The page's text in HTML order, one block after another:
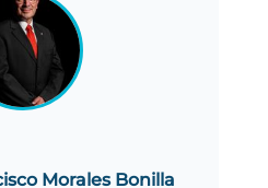
Morales Bonilla